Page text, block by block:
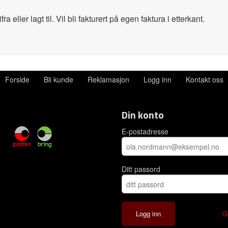
eller lagt til. Vil bli fakturert på egen faktura i etterkant.
Forside Bli kunde Reklamasjon Logg inn Kontakt oss
Din konto
E-postadresse
Ditt passord